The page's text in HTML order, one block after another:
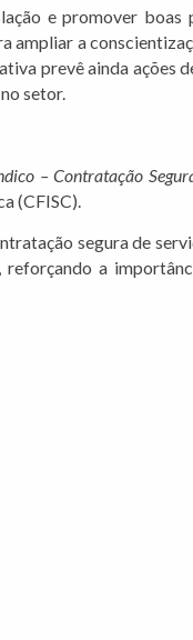
e promover boas
ampliar a
prevê ainda ações
setor.
– Contratação
(CFISC).
segura de
a